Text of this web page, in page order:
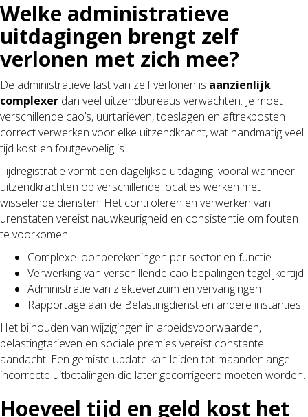
Welke administratieve
uitdagingen brengt zelf
verlonen met zich mee?
De administratieve last van zelf verlonen is aanzienlijk
complexer dan veel uitzendbureaus verwachten. Je moet
verschillende cao’s, uurtarieven, toeslagen en aftrekposten
correct verwerken voor elke uitzendkracht, wat handmatig veel
tijd kost en foutgevoelig is.
Tijdregistratie vormt een dagelijkse uitdaging, vooral wanneer
uitzendkrachten op verschillende locaties werken met
wisselende diensten. Het controleren en verwerken van
urenstaten vereist nauwkeurigheid en consistentie om fouten
te voorkomen.
Complexe loonberekeningen per sector en functie
Verwerking van verschillende cao-bepalingen tegelijkertijd
Administratie van ziekteverzuim en vervangingen
Rapportage aan de Belastingdienst en andere instanties
Het bijhouden van wijzigingen in arbeidsvoorwaarden,
belastingtarieven en sociale premies vereist constante
aandacht. Een gemiste update kan leiden tot maandenlange
incorrecte uitbetalingen die later gecorrigeerd moeten worden.
Hoeveel tijd en geld kost het